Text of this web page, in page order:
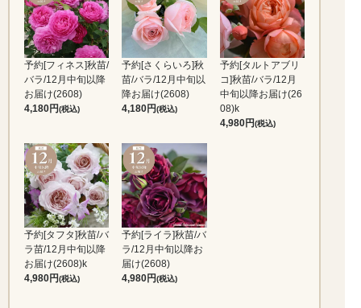
予約[フィネス]秋苗/
バラ/12月中旬以降
お届け(2608)
4,180
(税込)
予約[さくらいろ]秋
苗/バラ/12月中旬以
降お届け(2608)
4,180
(税込)
予約[タルトアブリ
コ]秋苗/バラ/12月
中旬以降お届け(26
08)k
4,980
(税込)
予約[タフタ]秋苗/バ
ラ苗/12月中旬以降
お届け(2608)k
4,980
(税込)
予約[ライラ]秋苗/バ
ラ/12月中旬以降お
届け(2608)
4,980
(税込)